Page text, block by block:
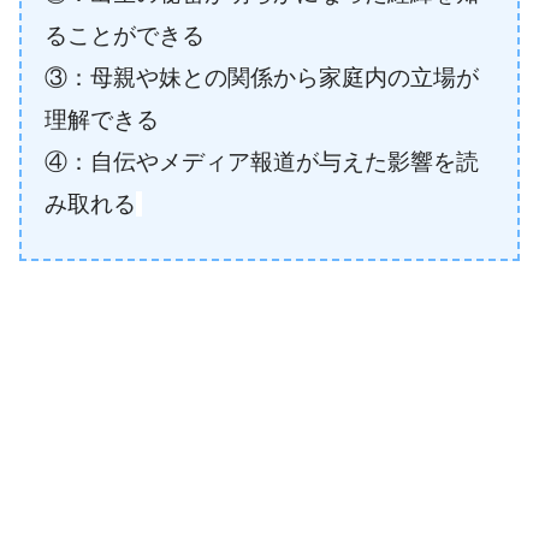
ることができる
③：母親や妹との関係から家庭内の立場が
理解できる
④：自伝やメディア報道が与えた影響を読
み取れる